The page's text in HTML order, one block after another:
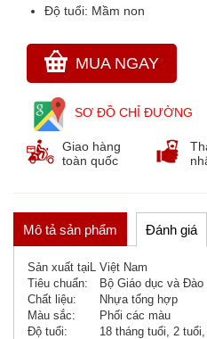
GÓC THƠ VÀ TRUYỆN KỂ
Độ tuổi: Mầm non
MUA NGAY
SƠ ĐỒ CHỈ ĐƯỜNG
Giao hàng
toàn quốc
Mô tả sản phẩm Đánh giá
Sản xuất tạiL Việt Nam
Tiêu chuẩn:
Bộ Giáo dục và Đào
Chất liệu:
Nhựa tổng hợp
Màu sắc:
Phối các màu
Độ tuổi:
18 tháng tuổi, 2